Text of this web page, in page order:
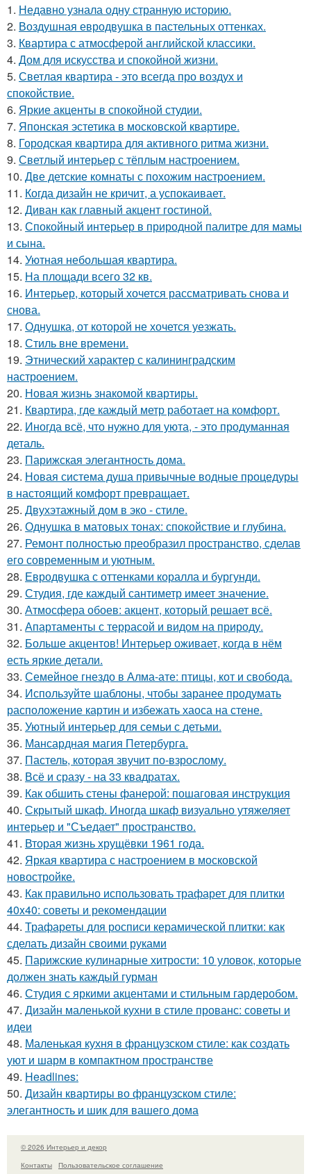
1. Недавно узнала одну странную историю.
2. Воздушная евродвушка в пастельных оттенках.
3. Квартира с атмосферой английской классики.
4. Дом для искусства и спокойной жизни.
5. Светлая квартира - это всегда про воздух и
спокойствие.
6. Яркие акценты в спокойной студии.
7. Японская эстетика в московской квартире.
8. Городская квартира для активного ритма жизни.
9. Светлый интерьер с тёплым настроением.
10. Две детские комнаты с похожим настроением.
11. Когда дизайн не кричит, а успокаивает.
12. Диван как главный акцент гостиной.
13. Спокойный интерьер в природной палитре для мамы
и сына.
14. Уютная небольшая квартира.
15. На площади всего 32 кв.
16. Интерьер, который хочется рассматривать снова и
снова.
17. Однушка, от которой не хочется уезжать.
18. Стиль вне времени.
19. Этнический характер с калининградским
настроением.
20. Новая жизнь знакомой квартиры.
21. Квартира, где каждый метр работает на комфорт.
22. Иногда всё, что нужно для уюта, - это продуманная
деталь.
23. Парижская элегантность дома.
24. Новая система душа привычные водные процедуры
в настоящий комфорт превращает.
25. Двухэтажный дом в эко - стиле.
26. Однушка в матовых тонах: спокойствие и глубина.
27. Ремонт полностью преобразил пространство, сделав
его современным и уютным.
28. Евродвушка с оттенками коралла и бургунди.
29. Студия, где каждый сантиметр имеет значение.
30. Атмосфера обоев: акцент, который решает всё.
31. Апартаменты с террасой и видом на природу.
32. Больше акцентов! Интерьер оживает, когда в нём
есть яркие детали.
33. Семейное гнездо в Алма-ате: птицы, кот и свобода.
34. Используйте шаблоны, чтобы заранее продумать
расположение картин и избежать хаоса на стене.
35. Уютный интерьер для семьи с детьми.
36. Мансардная магия Петербурга.
37. Пастель, которая звучит по-взрослому.
38. Всё и сразу - на 33 квадратах.
39. Как обшить стены фанерой: пошаговая инструкция
40. Скрытый шкаф. Иногда шкаф визуально утяжеляет
интерьер и "Съедает" пространство.
41. Вторая жизнь хрущёвки 1961 года.
42. Яркая квартира с настроением в московской
новостройке.
43. Как правильно использовать трафарет для плитки
40x40: советы и рекомендации
44. Трафареты для росписи керамической плитки: как
сделать дизайн своими руками
45. Парижские кулинарные хитрости: 10 уловок, которые
должен знать каждый гурман
46. Студия с яркими акцентами и стильным гардеробом.
47. Дизайн маленькой кухни в стиле прованс: советы и
идеи
48. Маленькая кухня в французском стиле: как создать
уют и шарм в компактном пространстве
49. Headlines:
50. Дизайн квартиры во французском стиле:
элегантность и шик для вашего дома
© 2026 Интерьер и декор
Контакты
Пользовательское соглашение